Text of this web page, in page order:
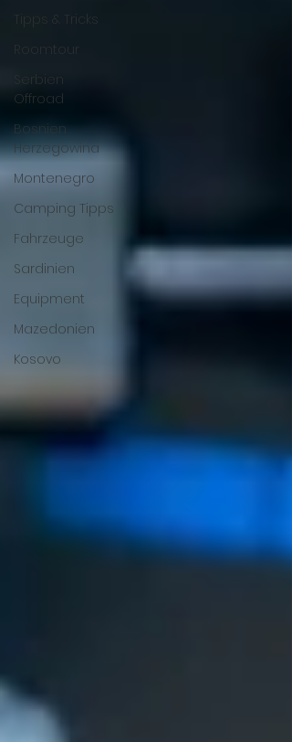
Tipps & Tricks
Roomtour
Serbien
Offroad
Bosnien
Herzegowina
Montenegro
Camping Tipps
Fahrzeuge
Sardinien
Equipment
Mazedonien
Kosovo